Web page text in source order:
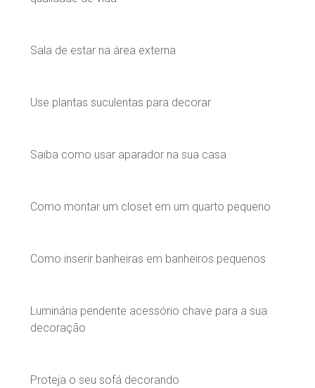
Sala de estar na área externa
Use plantas suculentas para decorar
Saiba como usar aparador na sua casa
Como montar um closet em um quarto pequeno
Como inserir banheiras em banheiros pequenos
Luminária pendente acessório chave para a sua
decoração
Proteja o seu sofá decorando